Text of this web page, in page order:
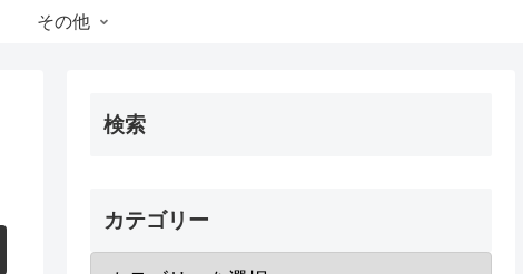
その他
検索
カテゴリー